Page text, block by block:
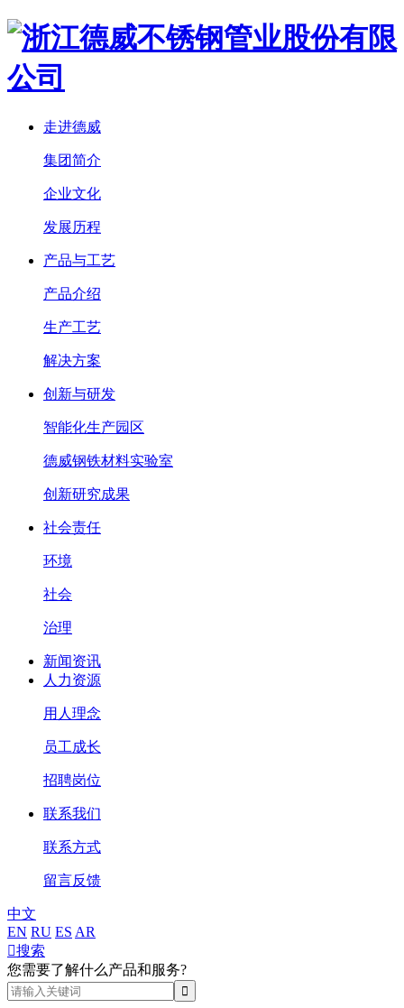
走进德威
集团简介
企业文化
发展历程
产品与工艺
产品介绍
生产工艺
解决方案
创新与研发
智能化生产园区
德威钢铁材料实验室
创新研究成果
社会责任
环境
社会
治理
新闻资讯
人力资源
用人理念
员工成长
招聘岗位
联系我们
联系方式
留言反馈
中文
EN RU ES AR
搜索
您需要了解什么产品和服务?